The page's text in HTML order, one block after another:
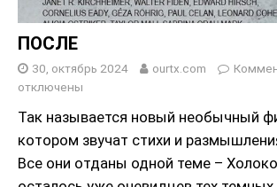
ПОСЛЕ
30, октябрь 2024 ourtx.com
отключены
Так называется новый необычный
котором звучат стихи и
Все они отданы одной теме –